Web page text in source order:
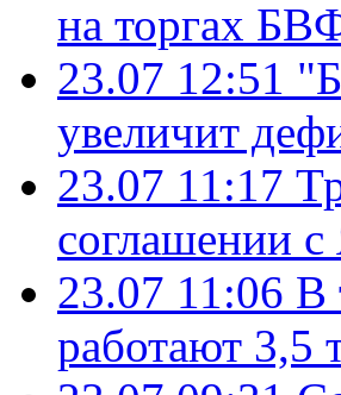
на торгах
23.07 12:51
увеличит
23.07 11:17
соглашении
23.07 11:06 В
работают 3,5